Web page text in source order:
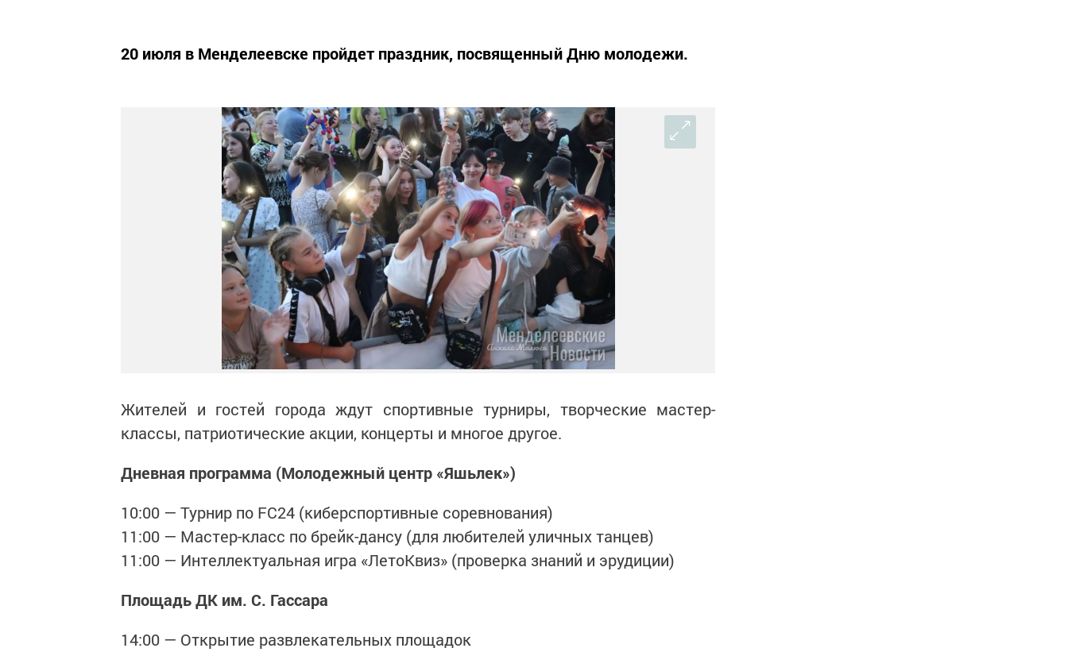
20 июля в Менделеевске пройдет праздник, посвященный Дню молодежи.
Жителей и гостей города ждут спортивные турниры, творческие мастер-
классы, патриотические акции, концерты и многое другое.
Дневная программа (Молодежный центр «Яшьлек»)
10:00 — Турнир по FC24 (киберспортивные соревнования)
11:00 — Мастер-класс по брейк-дансу (для любителей уличных танцев)
11:00 — Интеллектуальная игра «ЛетоКвиз» (проверка знаний и эрудиции)
Площадь ДК им. С. Гассара
14:00 — Открытие развлекательных площадок